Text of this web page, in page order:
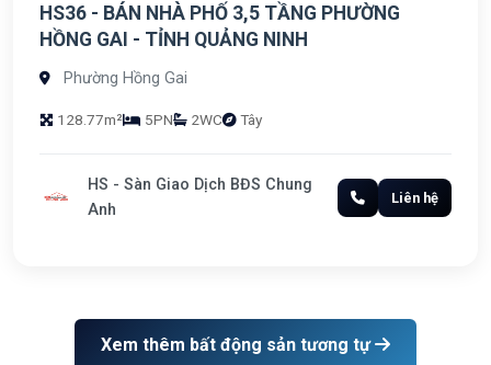
HS36 - BÁN NHÀ PHỐ 3,5 TẦNG PHƯỜNG
HỒNG GAI - TỈNH QUẢNG NINH
Phường Hồng Gai
128.77m² 5PN 2WC Tây
HS - Sàn Giao Dịch BĐS Chung
Anh
Liên hệ
Xem thêm bất động sản tương tự